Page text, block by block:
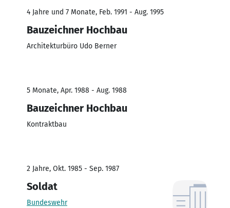
4 Jahre und 7 Monate, Feb. 1991 - Aug. 1995
Bauzeichner Hochbau
Architekturbüro Udo Berner
5 Monate, Apr. 1988 - Aug. 1988
Bauzeichner Hochbau
Kontraktbau
2 Jahre, Okt. 1985 - Sep. 1987
Soldat
Bundeswehr